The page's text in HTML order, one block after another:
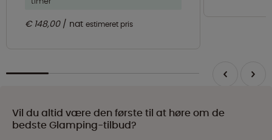
€ 148,00 nat estimeret pris
Vil du altid være den første til at høre om de
bedste Glamping-tilbud?